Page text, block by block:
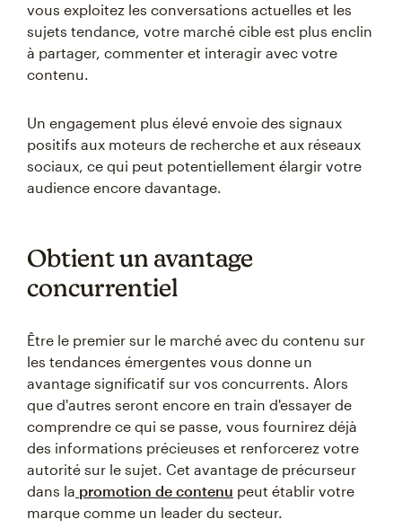
vous exploitez les conversations actuelles et les
sujets tendance, votre marché cible est plus enclin
à partager, commenter et interagir avec votre
contenu.
Un engagement plus élevé envoie des signaux
positifs aux moteurs de recherche et aux réseaux
sociaux, ce qui peut potentiellement élargir votre
audience encore davantage.
Obtient un avantage
concurrentiel
Être le premier sur le marché avec du contenu sur
les tendances émergentes vous donne un
avantage significatif sur vos concurrents. Alors
que d'autres seront encore en train d'essayer de
comprendre ce qui se passe, vous fournirez déjà
des informations précieuses et renforcerez votre
autorité sur le sujet. Cet avantage de précurseur
dans la promotion de contenu peut établir votre
marque comme un leader du secteur.